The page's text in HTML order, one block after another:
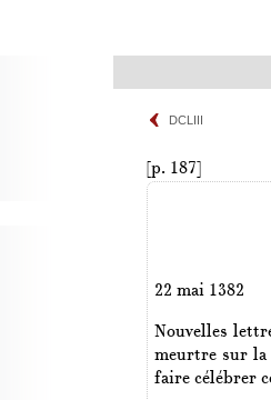
DCLIII
[p. 187]
22 mai 1382
Nouvelles
meurtre sur la
faire célébrer